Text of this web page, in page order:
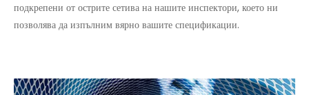
подкрепени от острите сетива на нашите инспектори, което ни
позволява да изпълним вярно вашите спецификации.